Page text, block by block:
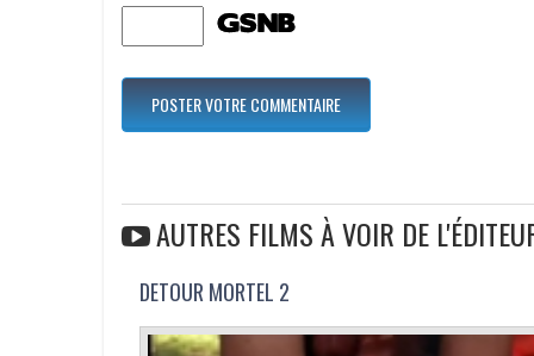
AUTRES FILMS À VOIR DE
DETOUR MORTEL 2